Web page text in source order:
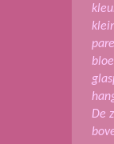
De